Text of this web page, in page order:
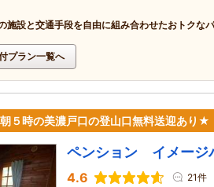
施設と交通手段を自由に組み合わせたおトクな
プラン一覧へ
５時の美濃戸口の登山口無料送迎あり★
ペンション イメージ
4.6 21件